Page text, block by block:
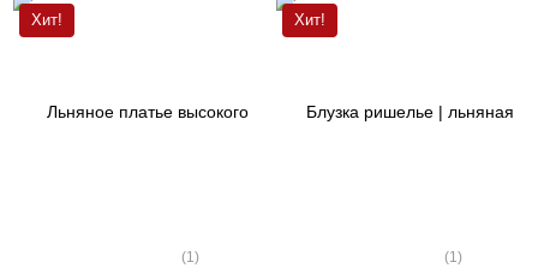
Хит!
(1)
Хит!
(1)